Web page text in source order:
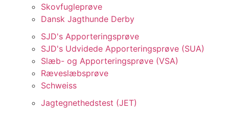
Skovfugleprøve
Dansk Jagthunde Derby
SJD's Apporteringsprøve
SJD's Udvidede Apporteringsprøve (SUA)
Slæb- og Apporteringsprøve (VSA)
Ræveslæbsprøve
Schweiss
Jagtegnethedstest (JET)